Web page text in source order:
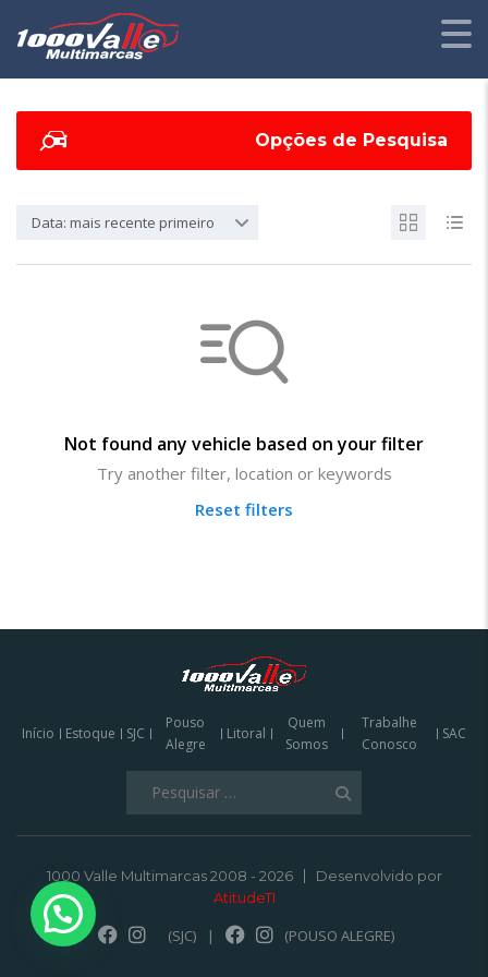
Opções de Pesquisa
Data: mais recente primeiro
Not found any vehicle based on your filter
Try another filter, location or keywords
Reset filters
Início Estoque SJC
Pouso
Alegre
Litoral
Quem
Somos
Trabalhe
Conosco
SAC
1000 Valle Multimarcas 2008 - 2026
Desenvolvido por
AtitudeTI
(SJC) | (POUSO ALEGRE)